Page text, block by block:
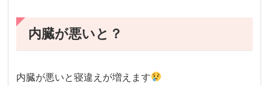
内臓が悪いと？
内臓が悪いと寝違えが増えます